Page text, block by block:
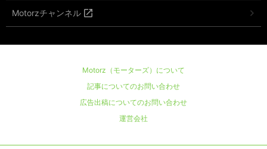
Motorzチャンネル
Motorz（モーターズ）について
記事についてのお問い合わせ
広告出稿についてのお問い合わせ
運営会社